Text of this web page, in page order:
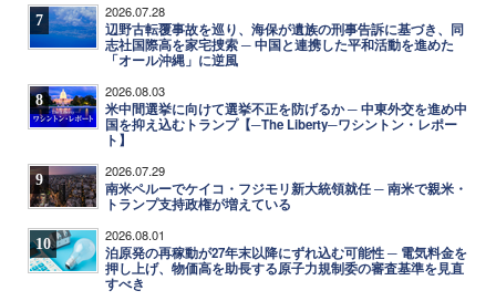
7 2026.07.28
辺野古転覆事故を巡り、海保が遺族の刑事告訴に基づき、同
志社国際高を家宅捜索 ─ 中国と連携した平和活動を進めた
「オール沖縄」に逆風
8 2026.08.03
米中間選挙に向けて選挙不正を防げるか ─ 中東外交を進め中
国を抑え込むトランプ【─The Liberty─ワシントン・レポー
ト】
9 2026.07.29
南米ペルーでケイコ・フジモリ新大統領就任 ─ 南米で親米・
トランプ支持政権が増えている
10 2026.08.01
泊原発の再稼動が27年末以降にずれ込む可能性 ─ 電気料金を
押し上げ、物価高を助長する原子力規制委の審査基準を見直
すべき